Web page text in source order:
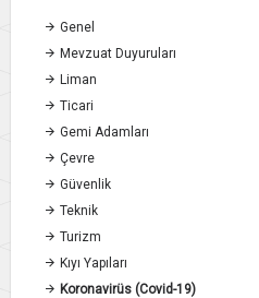
Genel
Mevzuat Duyuruları
Liman
Ticari
Gemi Adamları
Çevre
Güvenlik
Teknik
Turizm
Kıyı Yapıları
Koronavirüs (Covid-19)